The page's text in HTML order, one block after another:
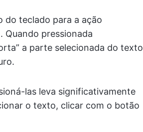
do teclado para a ação
Quando pressionada
a parte selecionada do texto
las leva significativamente
o texto, clicar com o botão